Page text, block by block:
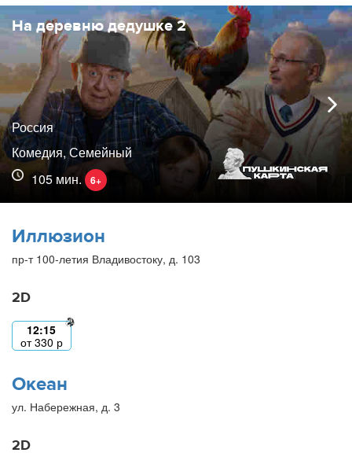
На деревню дедушке 2
Россия
Комедия, Семейный
105 мин.
6+
Иллюзион
пр-т 100-летия Владивостоку, д. 103
2D
12:15
от330 р
Океан
ул. Набережная, д. 3
2D